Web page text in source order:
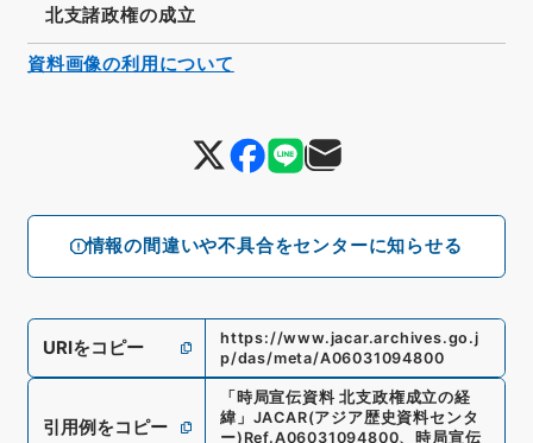
情報の間違いや不具合をセンターに知らせる
北支諸政権の成立
URIをコピー
https://www.jacar.archives.go.j
p/das/meta/A06031094800
引用例をコピー
「 時局宣伝資料 北支政権成立の経
緯 」 JACAR(アジア歴史資料センタ
ー) Ref.A06031094800、 時局宣伝
資料画像の利用について